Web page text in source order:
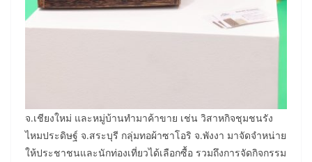
จ.เชียงใหม่ และหมู่บ้านทำมาค้าขาย เช่น วิสาหกิจชุมชนรัง
ไหมประดิษฐ์ จ.สระบุรี กลุ่มทอผ้าซาโอริ จ.พังงา มาจัดจำหน่าย
ให้ประชาชนและนักท่องเที่ยวได้เลือกซื้อ รวมถึงการจัดกิจกรรม